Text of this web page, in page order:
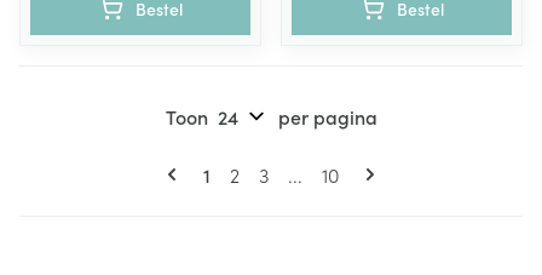
Bestel Bestel
Pagina's
U lees momenteel pagina
1 Pagina
2 Pagina
3 ... Pagina
10
Toon per pagina